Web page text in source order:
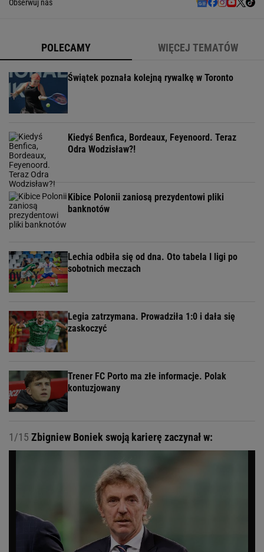
Obserwuj nas
POLECAMY WIĘCEJ TEMATÓW
Świątek poznała kolejną rywalkę w Toronto
Kiedyś Benfica, Bordeaux, Feyenoord. Teraz
Odra Wodzisław?!
Kibice Polonii zaniosą prezydentowi pliki
banknotów
Lechia odbiła się od dna. Oto tabela I ligi po
sobotnich meczach
Legia zatrzymana. Prowadziła 1:0 i dała się
zaskoczyć
Trener FC Porto ma złe informacje. Polak
kontuzjowany
1/15 Zbigniew Boniek swoją karierę zaczynał w: